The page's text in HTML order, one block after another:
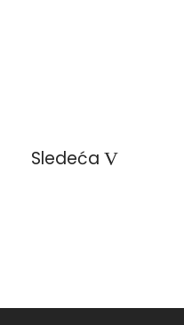
Sledeća